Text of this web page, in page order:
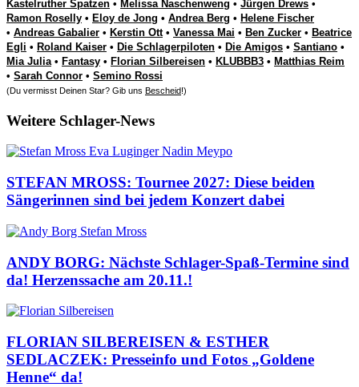
Kastelruther Spatzen • Melissa Naschenweng • Jürgen Drews •
Ramon Roselly • Eloy de Jong • Andrea Berg • Helene Fischer
• Andreas Gabalier • Kerstin Ott• Vanessa Mai • Ben Zucker • Beatrice
Egli • Roland Kaiser • Die Schlagerpiloten • Die Amigos • Santiano •
Mia Julia• Fantasy • Florian Silbereisen • KLUBBB3 • Matthias Reim
• Sarah Connor • Semino Rossi
(Du vermisst Deinen Star? Gib uns Bescheid!)
Weitere Schlager-News
STEFAN MROSS: Tournee 2027: Diese beiden
Sängerinnen sind bei jedem Konzert dabei
ANDY BORG: Nächste Schlager-Spaß-Termine sind
da! Herzenssache am 20.11.!
FLORIAN SILBEREISEN & ESTHER
SEDLACZEK: Presseinfo und Fotos „Goldene
Henne“ da!